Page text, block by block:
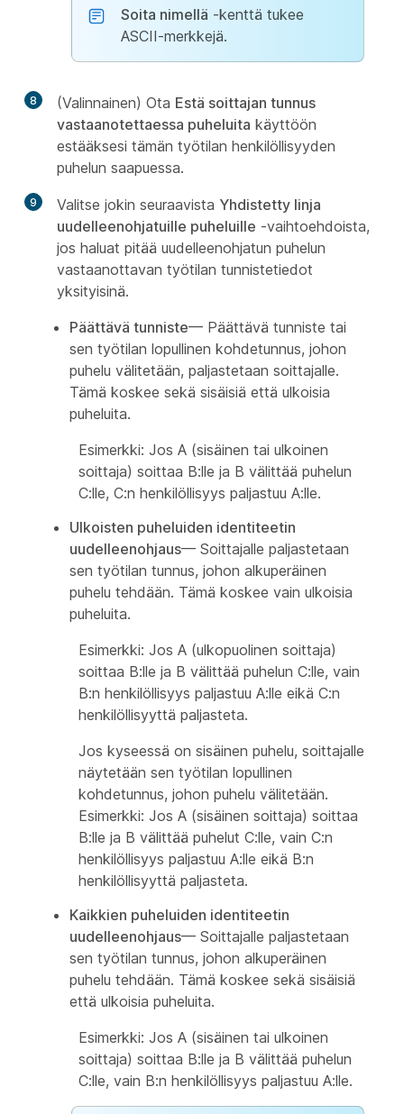
Soita nimellä -kenttä tukee
ASCII-merkkejä.
8 (Valinnainen) Ota Estä soittajan tunnus
vastaanotettaessa puheluita käyttöön
estääksesi tämän työtilan henkilöllisyyden
puhelun saapuessa.
9 Valitse jokin seuraavista Yhdistetty linja
uudelleenohjatuille puheluille -vaihtoehdoista,
jos haluat pitää uudelleenohjatun puhelun
vastaanottavan työtilan tunnistetiedot
yksityisinä.
Päättävä tunniste— Päättävä tunniste tai
sen työtilan lopullinen kohdetunnus, johon
puhelu välitetään, paljastetaan soittajalle.
Tämä koskee sekä sisäisiä että ulkoisia
puheluita.
Esimerkki: Jos A (sisäinen tai ulkoinen
soittaja) soittaa B:lle ja B välittää puhelun
C:lle, C:n henkilöllisyys paljastuu A:lle.
Ulkoisten puheluiden identiteetin
uudelleenohjaus— Soittajalle paljastetaan
sen työtilan tunnus, johon alkuperäinen
puhelu tehdään. Tämä koskee vain ulkoisia
puheluita.
Esimerkki: Jos A (ulkopuolinen soittaja)
soittaa B:lle ja B välittää puhelun C:lle, vain
B:n henkilöllisyys paljastuu A:lle eikä C:n
henkilöllisyyttä paljasteta.
Jos kyseessä on sisäinen puhelu, soittajalle
näytetään sen työtilan lopullinen
kohdetunnus, johon puhelu välitetään.
Esimerkki: Jos A (sisäinen soittaja) soittaa
B:lle ja B välittää puhelut C:lle, vain C:n
henkilöllisyys paljastuu A:lle eikä B:n
henkilöllisyyttä paljasteta.
Kaikkien puheluiden identiteetin
uudelleenohjaus— Soittajalle paljastetaan
sen työtilan tunnus, johon alkuperäinen
puhelu tehdään. Tämä koskee sekä sisäisiä
että ulkoisia puheluita.
Esimerkki: Jos A (sisäinen tai ulkoinen
soittaja) soittaa B:lle ja B välittää puhelun
C:lle, vain B:n henkilöllisyys paljastuu A:lle.